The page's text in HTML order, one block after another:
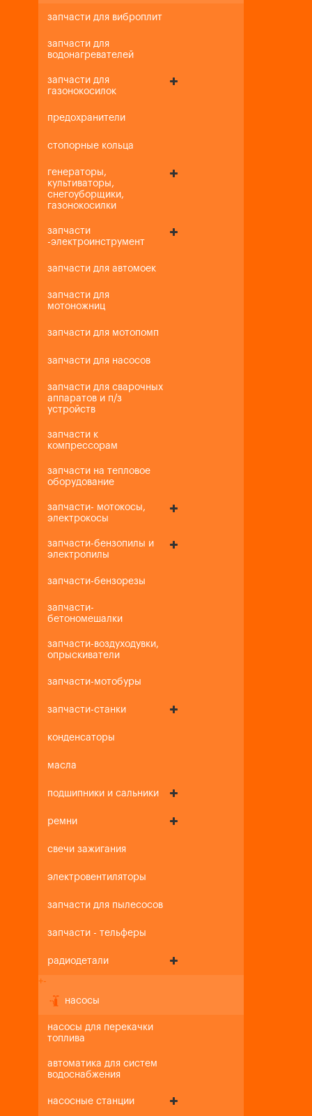
запчасти для виброплит
запчасти для
водонагревателей
запчасти для
газонокосилок
предохранители
стопорные кольца
генераторы,
культиваторы,
снегоуборщики,
газонокосилки
запчасти
-электроинструмент
запчасти для автомоек
запчасти для
мотоножниц
запчасти для мотопомп
запчасти для насосов
запчасти для сварочных
аппаратов и п/з
устройств
запчасти к
компрессорам
запчасти на тепловое
оборудование
запчасти- мотокосы,
электрокосы
запчасти-бензопилы и
электропилы
запчасти-бензорезы
запчасти-
бетономешалки
запчасти-воздуходувки,
опрыскиватели
запчасти-мотобуры
запчасти-станки
конденсаторы
масла
подшипники и сальники
ремни
свечи зажигания
электровентиляторы
запчасти для пылесосов
запчасти - тельферы
радиодетали
+-
насосы
насосы для перекачки
топлива
автоматика для систем
водоснабжения
насосные станции